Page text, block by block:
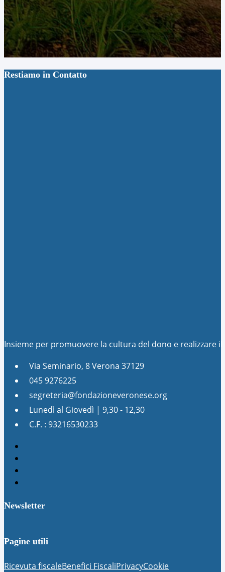
Restiamo in Contatto
Insieme per promuovere la cultura del dono e realizzare
Via Seminario, 8 Verona 37129
045 9276225
segreteria@fondazioneveronese.org
Lunedì al Giovedì | 9,30 - 12,30
C.F. : 93216530233
Newsletter
Pagine utili
Ricevuta fiscaleBenefici FiscaliPrivacyCookie